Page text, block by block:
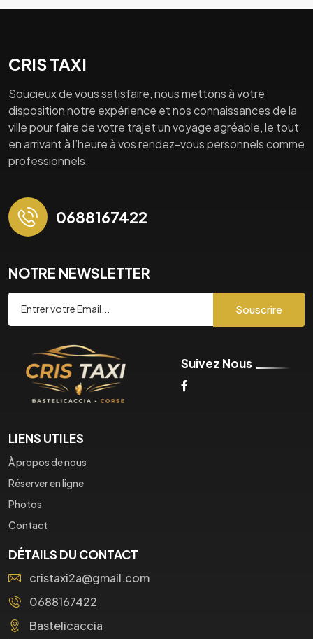
CRIS TAXI
Soucieux de vous satisfaire, nous mettons à votre
disposition notre expérience et nos connaissances de la
ville pour faire de votre trajet un voyage agréable, le tout
en arrivant à l’heure à vos rendez-vous personnels comme
professionnels.
0688167422
NOTRE NEWSLETTER
Souscrire
Suivez Nous
LIENS UTILES
À propos de nous
Réserver en ligne
Photos
Contact
DÉTAILS DU CONTACT
cristaxi2a@gmail.com
0688167422
Bastelicaccia